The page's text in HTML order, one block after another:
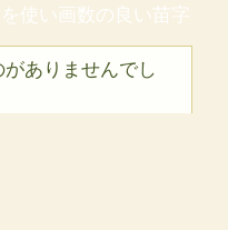
を使い画数の良い苗字
ありませんでし